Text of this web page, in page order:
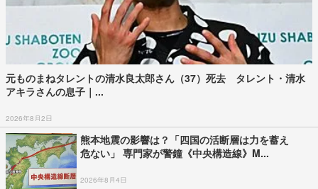
元ものまねタレントの清水良太郎さん（37）死去 タレント・清水
アキラさんの息子｜...
2026年8月2日
熊本地震の影響は？「四国の活断層は力を蓄え
危ない」 専門家が警鐘《中央構造線》M...
2026年8月4日